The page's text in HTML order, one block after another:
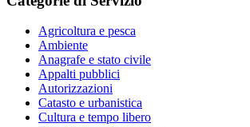
Agricoltura e pesca
Ambiente
Anagrafe e stato civile
Appalti pubblici
Autorizzazioni
Catasto e urbanistica
Cultura e tempo libero